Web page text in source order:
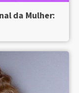
da Mulher: